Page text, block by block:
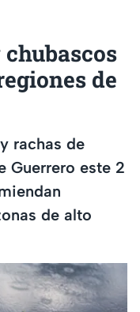
de
rachas de
Guerrero este 2
de alto